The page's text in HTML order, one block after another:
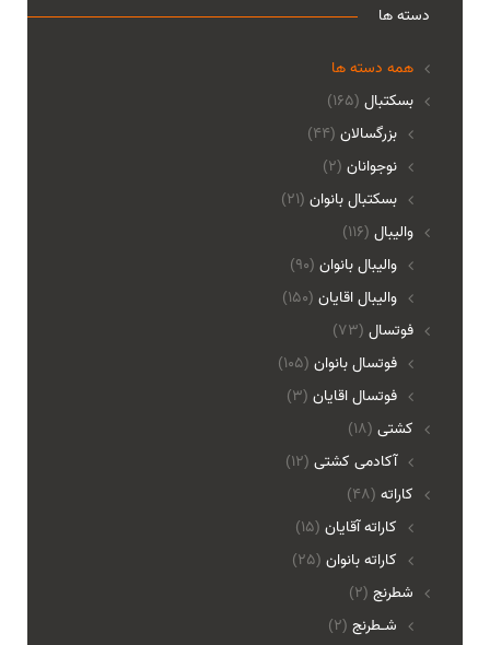
دسته ها
همه دسته ها
(165) بسکتبال
بزرگسالان (44)
نوجوانان (2)
بسکتبال بانوان (21)
(116) والیبال
واليبال بانوان (90)
واليبال اقايان (150)
(73) فوتسال
فوتسال بانوان (105)
فوتسال اقايان (3)
(18) کشتی
آکادمی کشتی (12)
(48) کاراته
کاراته آقایان (15)
کاراته بانوان (25)
(2) شطرنج
شـطرنج (2)